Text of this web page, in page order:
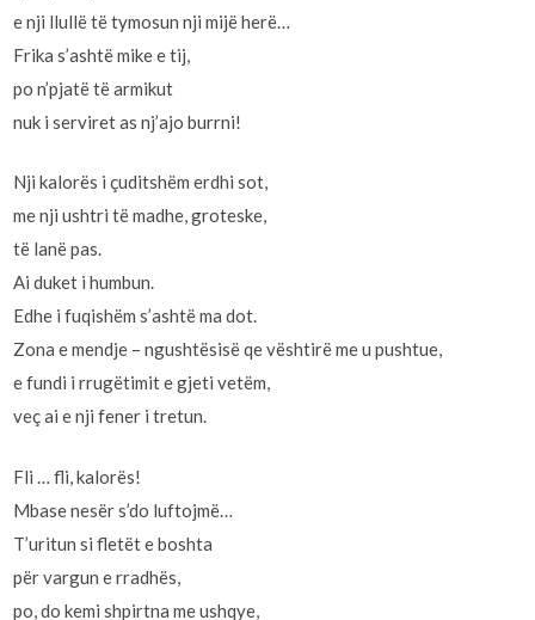
e nji llullë të tymosun nji mijë herë…
Frika s’ashtë mike e tij,
po n’pjatë të armikut
nuk i serviret as nj’ajo burrni!
Nji kalorës i çuditshëm erdhi sot,
me nji ushtri të madhe, groteske,
të lanë pas.
Ai duket i humbun.
Edhe i fuqishëm s’ashtë ma dot.
Zona e mendje – ngushtësisë qe vështirë me u pushtue,
e fundi i rrugëtimit e gjeti vetëm,
veç ai e nji fener i tretun.
Fli … fli, kalorës!
Mbase nesër s’do luftojmë…
T’uritun si fletët e boshta
për vargun e rradhës,
po, do kemi shpirtna me ushqye,